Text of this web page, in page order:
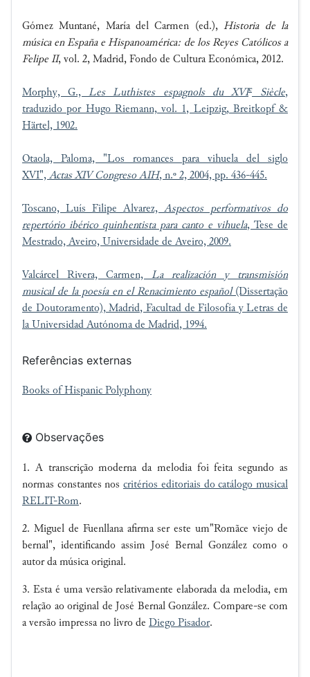
Gómez Muntané, María del Carmen (ed.), Historia de la
música en España e Hispanoamérica: de los Reyes Católicos a
Felipe II, vol. 2, Madrid, Fondo de Cultura Económica, 2012.
Morphy, G., Les Luthistes espagnols du XVIeSiècle,
traduzido por Hugo Riemann, vol. 1, Leipzig, Breitkopf &
Härtel, 1902.
Otaola, Paloma, "Los romances para vihuela del siglo
XVI", Actas XIV Congreso AIH, n.º 2, 2004, pp. 436-445.
Toscano, Luís Filipe Alvarez, Aspectos performativos do
repertório ibérico quinhentista para canto e vihuela, Tese de
Mestrado, Aveiro, Universidade de Aveiro, 2009.
Valcárcel Rivera, Carmen, La realización y transmisión
musical de la poesía en el Renacimiento español(Dissertação
de Doutoramento), Madrid, Facultad de Filosofía y Letras de
la Universidad Autónoma de Madrid, 1994.
Referências externas
Books of Hispanic Polyphony
Observações
1. A transcrição moderna da melodia foi feita segundo as
normas constantes nos critérios editoriais do catálogo musical
RELIT-Rom.
2. Miguel de Fuenllana afirma ser este um"Romãce viejo de
bernal", identificando assim José Bernal González como o
autor da música original.
3. Esta é uma versão relativamente elaborada da melodia, em
relação ao original de José Bernal González. Compare-se com
a versão impressa no livro de Diego Pisador.